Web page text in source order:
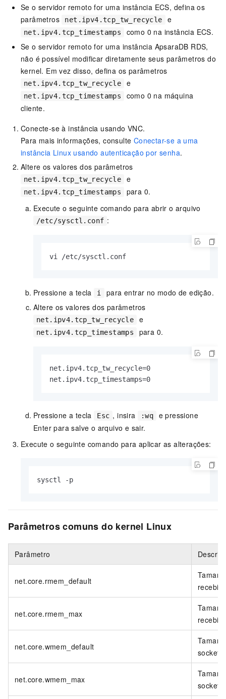
Se o servidor remoto for uma instância ECS, defina os
parâmetros
net.ipv4.tcp_tw_recycle e
net.ipv4.tcp_timestamps
como 0 na instância ECS.
Se o servidor remoto for uma instância ApsaraDB RDS,
não é possível modificar diretamente seus parâmetros do
kernel. Em vez disso, defina os parâmetros
net.ipv4.tcp_tw_recycle e
net.ipv4.tcp_timestamps
como 0 na máquina
cliente.
Conecte-se à instância usando VNC.
Para mais informações, consulte Conectar-se a uma
instância Linux usando autenticação por senha.
Altere os valores dos parâmetros
net.ipv4.tcp_tw_recycle e
net.ipv4.tcp_timestamps
para 0.
Execute o seguinte comando para abrir o arquivo
/etc/sysctl.conf :
vi /etc/sysctl.conf
Pressione a tecla i
para entrar no modo de edição.
Altere os valores dos parâmetros
net.ipv4.tcp_tw_recycle e
net.ipv4.tcp_timestamps para 0.
net.ipv4.tcp_tw_recycle=0
net.ipv4.tcp_timestamps=0
Pressione a tecla Esc , insira :wq
e pressione
Enter para salve o arquivo e sair.
Execute o seguinte comando para aplicar as alterações:
sysctl -p
Parâmetros comuns do kernel Linux
Parâmetro
net.core.rmem_default
net.core.rmem_max
net.core.wmem_default
socket,
net.core.wmem_max
socket,